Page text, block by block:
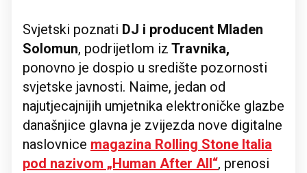
Svjetski poznati DJ i producent Mladen
Solomun, podrijetlom iz Travnika,
ponovno je dospio u središte pozornosti
svjetske javnosti. Naime, jedan od
najutjecajnijih umjetnika elektroničke glazbe
današnjice glavna je zvijezda nove digitalne
naslovnice magazina Rolling Stone Italia
pod nazivom „Human After All“, prenosi